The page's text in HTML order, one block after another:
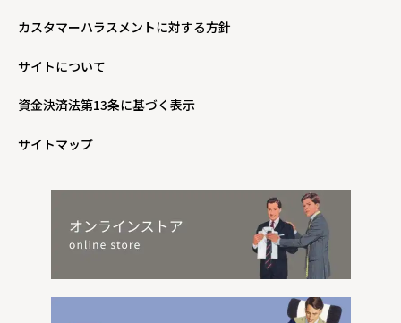
カスタマーハラスメントに対する方針
サイトについて
資金決済法第13条に基づく表示
サイトマップ